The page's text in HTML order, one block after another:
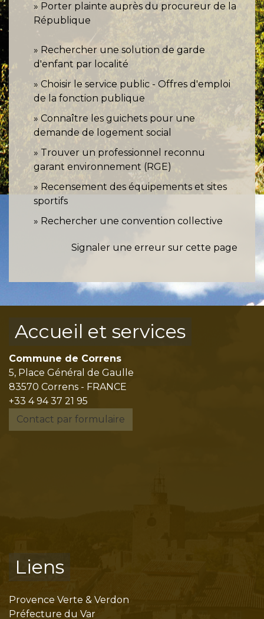
Porter plainte auprès du procureur de la
République
Rechercher une solution de garde
d'enfant par localité
Choisir le service public - Offres d'emploi
de la fonction publique
Connaître les guichets pour une
demande de logement social
Trouver un professionnel reconnu
garant environnement (RGE)
Recensement des équipements et sites
sportifs
Rechercher une convention collective
Signaler une erreur sur cette page
Accueil et services
Commune de Correns
5, Place Général de Gaulle
83570 Correns - FRANCE
+33 4 94 37 21 95
Contact par formulaire
Liens
Provence Verte & Verdon
Préfecture du Var